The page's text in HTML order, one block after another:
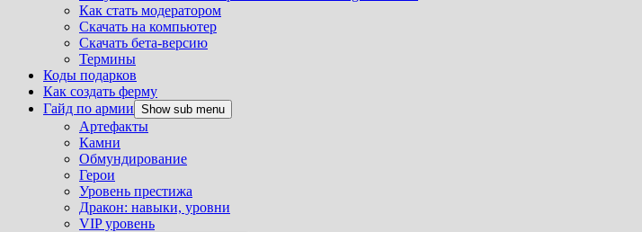
Как стать модератором
Скачать на компьютер
Скачать бета-версию
Термины
Коды подарков
Как создать ферму
Гайд по армии Show sub menu
Артефакты
Камни
Обмундирование
Герои
Уровень престижа
Дракон: навыки, уровни
VIP уровень